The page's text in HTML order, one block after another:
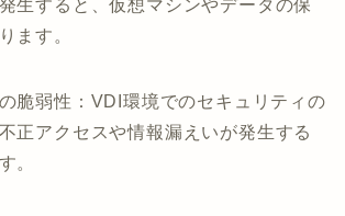
生すると、仮想マシンやデータの保
ます。
脆弱性：VDI環境でのセキュリティの
正アクセスや情報漏えいが発生する
。